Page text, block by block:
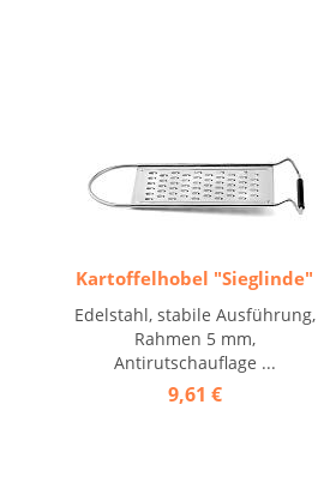
Kartoffelhobel "Sieglinde"
Edelstahl, stabile Ausführung,
Rahmen 5 mm,
Antirutschauflage ...
9,61 €